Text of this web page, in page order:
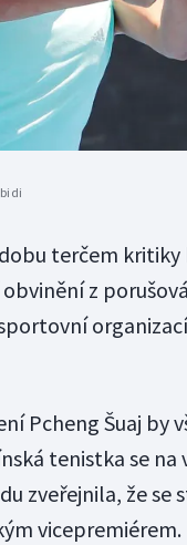
dobu terčem
z
Pcheng Šuaj by
tenistka se
zveřejnila, že
vicepremiérem.